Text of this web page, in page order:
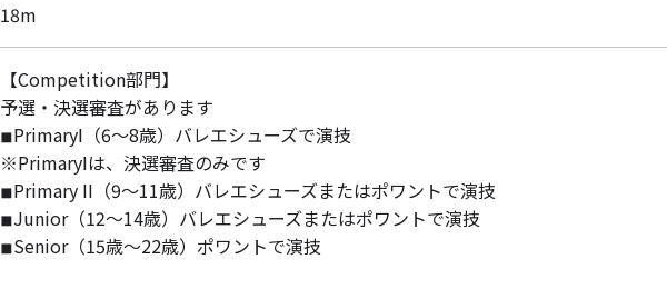
18m
【Competition部門】
予選・決選審査があります
◾︎PrimaryⅠ（6〜8歳）バレエシューズで演技
※PrimaryⅠは、決選審査のみです
◾︎Primary II（9〜11歳）バレエシューズまたはポワントで演技
◾︎Junior（12〜14歳）バレエシューズまたはポワントで演技
◾︎Senior（15歳〜22歳）ポワントで演技